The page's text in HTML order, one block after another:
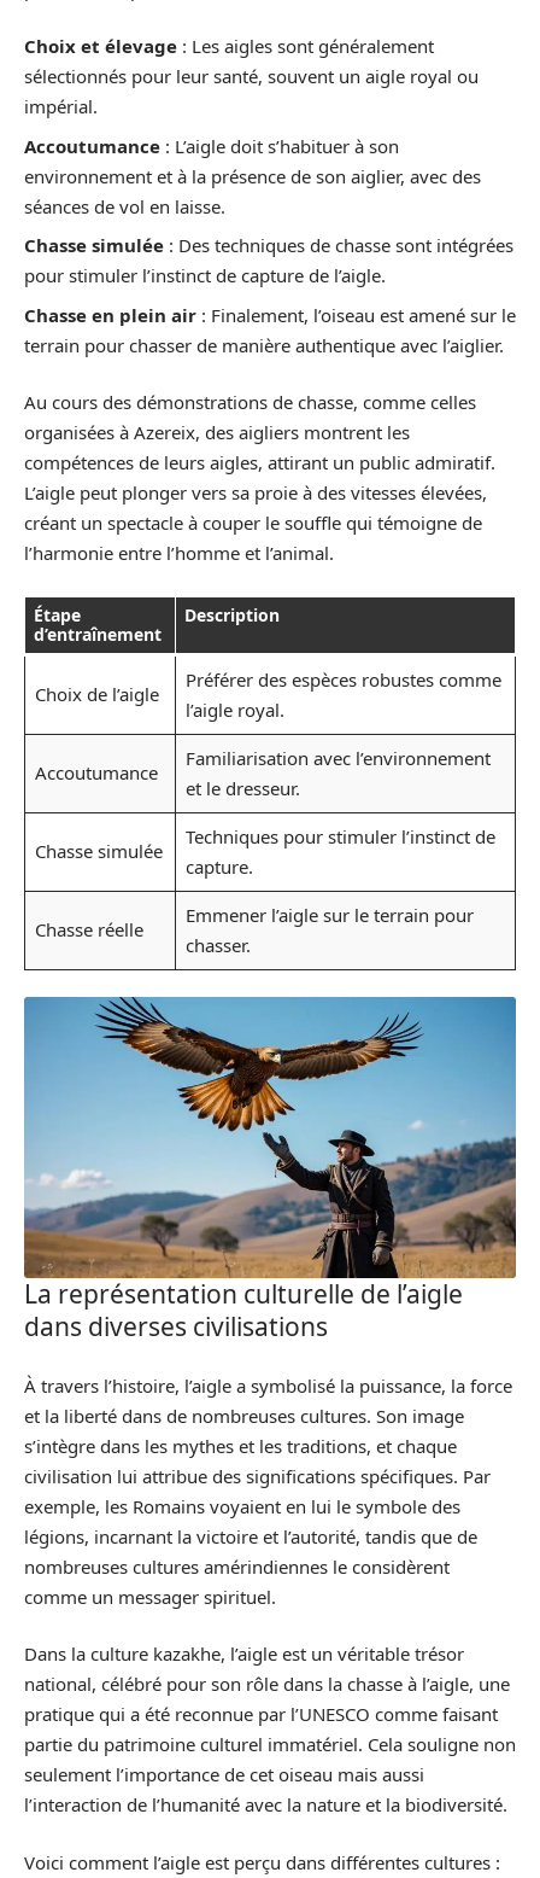
Choix et élevage : Les aigles sont généralement
sélectionnés pour leur santé, souvent un aigle royal ou
impérial.
Accoutumance : L’aigle doit s’habituer à son
environnement et à la présence de son aiglier, avec des
séances de vol en laisse.
Chasse simulée : Des techniques de chasse sont intégrées
pour stimuler l’instinct de capture de l’aigle.
Chasse en plein air : Finalement, l’oiseau est amené sur le
terrain pour chasser de manière authentique avec l’aiglier.
Au cours des démonstrations de chasse, comme celles
organisées à Azereix, des aigliers montrent les
compétences de leurs aigles, attirant un public admiratif.
L’aigle peut plonger vers sa proie à des vitesses élevées,
créant un spectacle à couper le souffle qui témoigne de
l’harmonie entre l’homme et l’animal.
Étape
d’entraînement
Description
Choix de l’aigle
Préférer des espèces robustes comme
l’aigle royal.
Accoutumance
Familiarisation avec l’environnement
et le dresseur.
Chasse simulée
Techniques pour stimuler l’instinct de
capture.
Chasse réelle
Emmener l’aigle sur le terrain pour
chasser.
La représentation culturelle de l’aigle
dans diverses civilisations
À travers l’histoire, l’aigle a symbolisé la puissance, la force
et la liberté dans de nombreuses cultures. Son image
s’intègre dans les mythes et les traditions, et chaque
civilisation lui attribue des significations spécifiques. Par
exemple, les Romains voyaient en lui le symbole des
légions, incarnant la victoire et l’autorité, tandis que de
nombreuses cultures amérindiennes le considèrent
comme un messager spirituel.
Dans la culture kazakhe, l’aigle est un véritable trésor
national, célébré pour son rôle dans la chasse à l’aigle, une
pratique qui a été reconnue par l’UNESCO comme faisant
partie du patrimoine culturel immatériel. Cela souligne non
seulement l’importance de cet oiseau mais aussi
l’interaction de l’humanité avec la nature et la biodiversité.
Voici comment l’aigle est perçu dans différentes cultures :